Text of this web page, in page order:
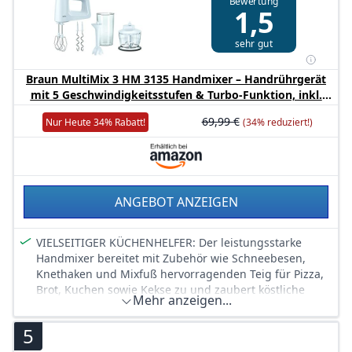
Design im hochwertigen Look
Lieferumfang: Krups GN4001 3 Mix 4000 Handmixer,
inkl. 2 Rührbesen und 2 Knethaken
1,5
sehr gut
Braun MultiMix 3 HM 3135 Handmixer – Handrührgerät
mit 5 Geschwindigkeitsstufen & Turbo-Funktion, inkl.
Schneebesen, Knethaken, Pürierstab, Zerkleinerer und
600 ml Mix- und Messbecher, 500 Watt, weiß
Nur Heute 34% Rabatt! 69,99 € (34% reduziert!)
ANGEBOT ANZEIGEN
VIELSEITIGER KÜCHENHELFER: Der leistungsstarke
Handmixer bereitet mit Zubehör wie Schneebesen,
Knethaken und Mixfuß hervorragenden Teig für Pizza,
Brot, Kuchen sowie Kekse zu und zaubert köstliche
Smoothies im praktischen Mixbecher
IMMER ALLES IM GRIFF: Mit seinem ergonomischen
Mehr anzeigen...
5